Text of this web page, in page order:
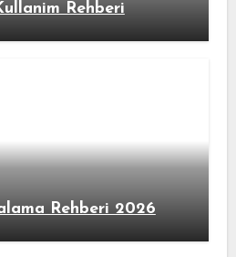
Rehberi
Rehberi 2026